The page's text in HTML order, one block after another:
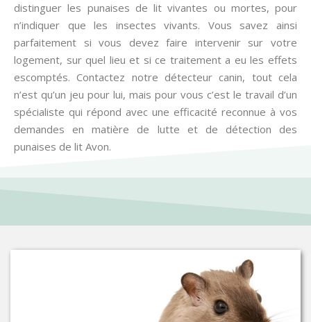
distinguer les punaises de lit vivantes ou mortes, pour
n’indiquer que les insectes vivants. Vous savez ainsi
parfaitement si vous devez faire intervenir sur votre
logement, sur quel lieu et si ce traitement a eu les effets
escomptés. Contactez notre détecteur canin, tout cela
n’est qu’un jeu pour lui, mais pour vous c’est le travail d’un
spécialiste qui répond avec une efficacité reconnue à vos
demandes en matière de lutte et de détection des
punaises de lit Avon.